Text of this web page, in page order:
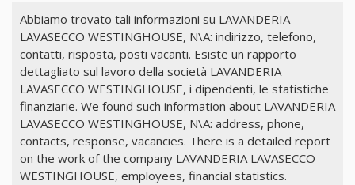
Abbiamo trovato tali informazioni su LAVANDERIA
LAVASECCO WESTINGHOUSE, N\A: indirizzo, telefono,
contatti, risposta, posti vacanti. Esiste un rapporto
dettagliato sul lavoro della società LAVANDERIA
LAVASECCO WESTINGHOUSE, i dipendenti, le statistiche
finanziarie. We found such information about LAVANDERIA
LAVASECCO WESTINGHOUSE, N\A: address, phone,
contacts, response, vacancies. There is a detailed report
on the work of the company LAVANDERIA LAVASECCO
WESTINGHOUSE, employees, financial statistics.